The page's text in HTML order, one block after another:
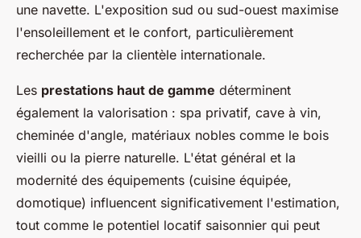
une navette. L'exposition sud ou sud-ouest maximise
l'ensoleillement et le confort, particulièrement
recherchée par la clientèle internationale.
Les prestations haut de gamme déterminent
également la valorisation : spa privatif, cave à vin,
cheminée d'angle, matériaux nobles comme le bois
vieilli ou la pierre naturelle. L'état général et la
modernité des équipements (cuisine équipée,
domotique) influencent significativement l'estimation,
tout comme le potentiel locatif saisonnier qui peut